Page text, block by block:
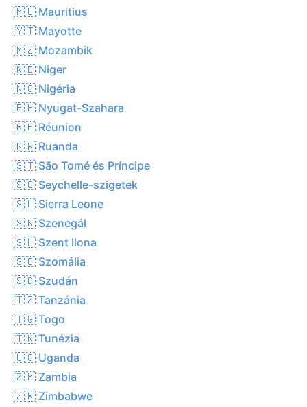
🇲🇺 Mauritius
🇾🇹 Mayotte
🇲🇿 Mozambik
🇳🇪 Niger
🇳🇬 Nigéria
🇪🇭 Nyugat-Szahara
🇷🇪 Réunion
🇷🇼 Ruanda
🇸🇹 São Tomé és Príncipe
🇸🇨 Seychelle-szigetek
🇸🇱 Sierra Leone
🇸🇳 Szenegál
🇸🇭 Szent Ilona
🇸🇴 Szomália
🇸🇩 Szudán
🇹🇿 Tanzánia
🇹🇬 Togo
🇹🇳 Tunézia
🇺🇬 Uganda
🇿🇲 Zambia
🇿🇼 Zimbabwe